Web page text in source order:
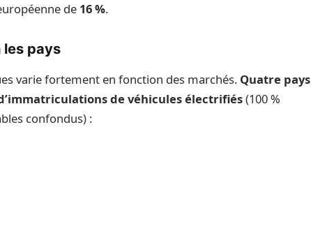
de 16 %.
les pays
varie fortement en fonction des marchés. Quatre pays
de véhicules électrifiés(100 %
confondus) :